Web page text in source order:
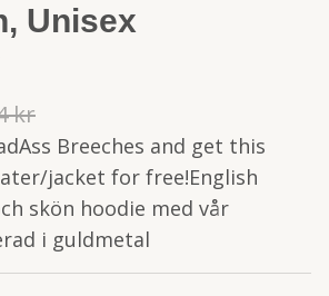
Unisex
kr
Breeches and get this
jacket for free!English
skön hoodie med vår
i guldmetal